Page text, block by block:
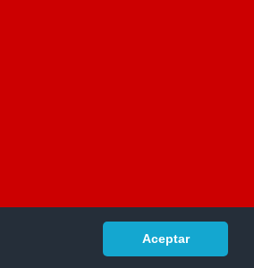
Aceptar
portaldeeducacion.es/- © 2019 -Contacto